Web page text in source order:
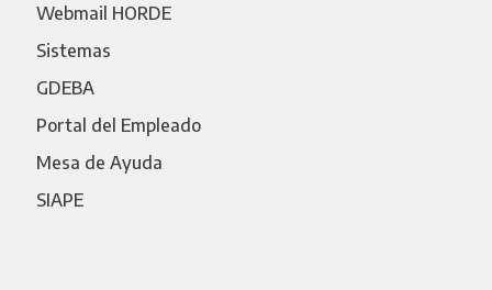
Webmail HORDE
Sistemas
GDEBA
Portal del Empleado
Mesa de Ayuda
SIAPE